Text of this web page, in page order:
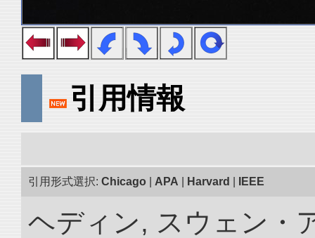
引用情報
引用形式選択: Chicago APA Harvard IEEE
ヘディン, スウェン・